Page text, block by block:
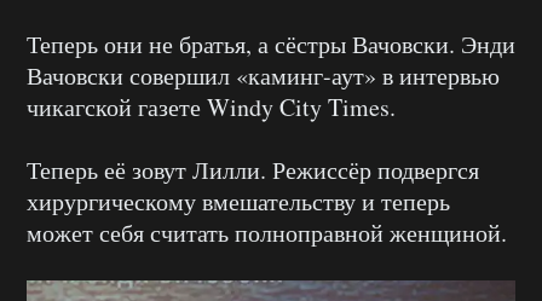
Теперь они не братья, а сёстры Вачовски. Энди
Вачовски совершил «каминг-аут» в интервью
чикагской газете Windy City Times.
Теперь её зовут Лилли. Режиссёр подвергся
хирургическому вмешательству и теперь
может себя считать полноправной женщиной.